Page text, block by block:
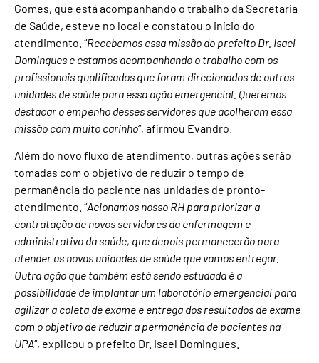
Gomes, que está acompanhando o trabalho da Secretaria
de Saúde, esteve no local e constatou o início do
atendimento. “Recebemos essa missão do prefeito Dr. Isael
Domingues e estamos acompanhando o trabalho com os
profissionais qualificados que foram direcionados de outras
unidades de saúde para essa ação emergencial. Queremos
destacar o empenho desses servidores que acolheram essa
missão com muito carinho“, afirmou Evandro.
Além do novo fluxo de atendimento, outras ações serão
tomadas com o objetivo de reduzir o tempo de
permanência do paciente nas unidades de pronto-
atendimento. “Acionamos nosso RH para priorizar a
contratação de novos servidores da enfermagem e
administrativo da saúde, que depois permanecerão para
atender as novas unidades de saúde que vamos entregar.
Outra ação que também está sendo estudada é a
possibilidade de implantar um laboratório emergencial para
agilizar a coleta de exame e entrega dos resultados de exame
com o objetivo de reduzir a permanência de pacientes na
UPA“, explicou o prefeito Dr. Isael Domingues.